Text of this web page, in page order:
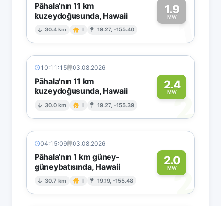
Pāhala'nın 11 km
kuzeydoğusunda, Hawaii
30.4 km I 19.27, -155.40
1.9
MW1
10:11:15 03.08.2026
Pāhala'nın 11 km
kuzeydoğusunda, Hawaii
30.0 km I 19.27, -155.39
2.4
MW
2
04:15:09 03.08.2026
Pāhala'nın 1 km güney-
güneybatısında, Hawaii
30.7 km I 19.19, -155.48
2.0
MW2